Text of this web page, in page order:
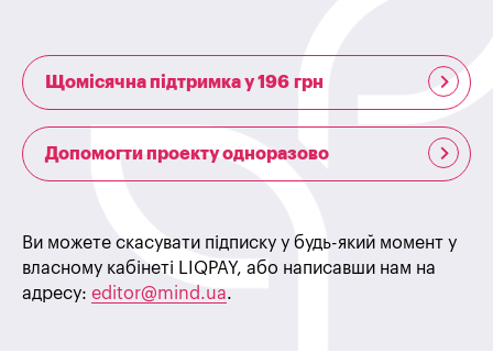
Щомісячна підтримка у 196 грн
Допомогти проекту одноразово
Ви можете скасувати підписку у будь-який момент у
власному кабінеті LIQPAY, або написавши нам на
адресу: editor@mind.ua.